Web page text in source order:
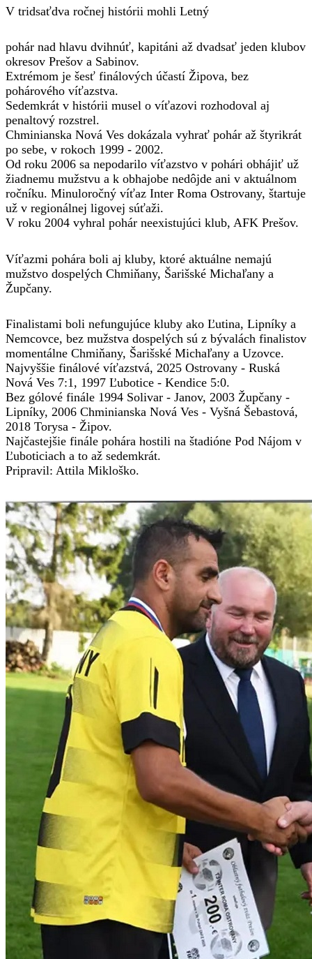
V tridsaťdva ročnej histórii mohli Letný
pohár nad hlavu dvihnúť, kapitáni až dvadsať jeden klubov
okresov Prešov a Sabinov.
Extrémom je šesť finálových účastí Žipova, bez
pohárového víťazstva.
Sedemkrát v histórii musel o víťazovi rozhodoval aj
penaltový rozstrel.
Chminianska Nová Ves dokázala vyhrať pohár až štyrikrát
po sebe, v rokoch 1999 - 2002.
Od roku 2006 sa nepodarilo víťazstvo v pohári obhájiť už
žiadnemu mužstvu a k obhajobe nedôjde ani v aktuálnom
ročníku. Minuloročný víťaz Inter Roma Ostrovany, štartuje
už v regionálnej ligovej súťaži.
V roku 2004 vyhral pohár neexistujúci klub, AFK Prešov.
Víťazmi pohára boli aj kluby, ktoré aktuálne nemajú
mužstvo dospelých Chmiňany, Šarišské Michaľany a
Župčany.
Finalistami boli nefungujúce kluby ako Ľutina, Lipníky a
Nemcovce, bez mužstva dospelých sú z bývalách finalistov
momentálne Chmiňany, Šarišské Michaľany a Uzovce.
Najvyššie finálové víťazstvá, 2025 Ostrovany - Ruská
Nová Ves 7:1, 1997 Ľubotice - Kendice 5:0.
Bez gólové finále 1994 Solivar - Janov, 2003 Župčany -
Lipníky, 2006 Chminianska Nová Ves - Vyšná Šebastová,
2018 Torysa - Žipov.
Najčastejšie finále pohára hostili na štadióne Pod Nájom v
Ľuboticiach a to až sedemkrát.
Pripravil: Attila Mikloško.